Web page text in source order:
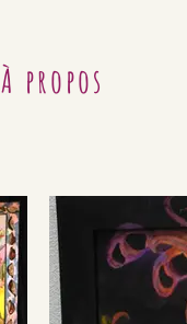
À propos